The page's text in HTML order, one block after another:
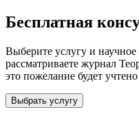
Бесплатная
Выберите услугу и
рассматриваете журнал
это пожелание будет
Выбрать услугу